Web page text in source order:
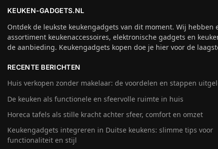
KEUKEN-GADGETS.NL
Ontdek de leukste keukengadgets van dit moment. Wij hebben
assortiment keukenaccessoires, elektronische gadgets en
de aanbieding. Keukengadgets kopen doe je hier voor de
RECENTE BERICHTEN
Huis verkopen zonder makelaar: de voordelen en stappen
De keuken als functionele en sfeervolle ruimte in huis
Horeca tafels als stille kracht achter sfeer, comfort en omzet
Keukengadgets integreren in Duitse keukens: slimme tips voor
functionaliteit en stijl